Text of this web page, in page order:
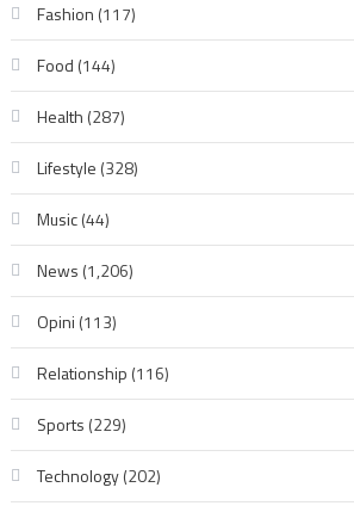
Fashion (117)
Food (144)
Health (287)
Lifestyle (328)
Music(44)
News (1,206)
Opini (113)
Relationship (116)
Sports (229)
Technology(202)